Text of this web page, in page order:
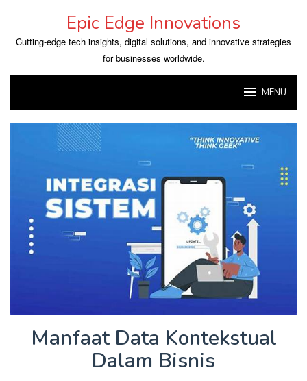
content
Epic Edge Innovations
Cutting-edge tech insights, digital solutions, and innovative strategies
for businesses worldwide.
MENU
Manfaat Data Kontekstual
Dalam Bisnis